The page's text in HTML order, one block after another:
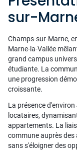
sur-
Champs-sur-Marne,
Marne-la-Vallée
grand campus
étudiante. La
une progression
croissante.
La présence
locataires,
appartements. La
commune auprès
sans s'éloigner des